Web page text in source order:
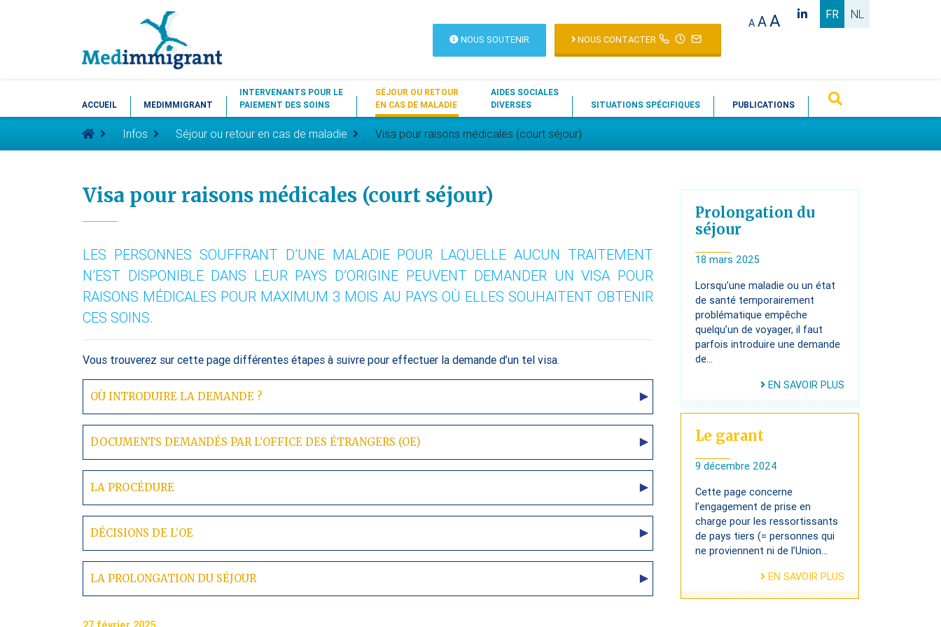
NOUS SOUTENIR NOUS CONTACTER
A AA FR NL
ACCUEIL MEDIMMIGRANT
INTERVENANTS POUR LE
PAIEMENT DES SOINS
SÉJOUR OU RETOUR
EN CAS DE MALADIE
AIDES SOCIALES
DIVERSES
SITUATIONS SPÉCIFIQUES PUBLICATIONS
Infos Séjour ou retour en cas de maladie Visa pour raisons médicales (court séjour)
Visa pour raisons médicales (court séjour)
LES PERSONNES SOUFFRANT D’UNE MALADIE POUR LAQUELLE AUCUN TRAITEMENT
N’EST DISPONIBLE DANS LEUR PAYS D’ORIGINE PEUVENT DEMANDER UN VISA POUR
RAISONS MÉDICALES POUR MAXIMUM 3 MOIS AU PAYS OÙ ELLES SOUHAITENT OBTENIR
CES SOINS.
Vous trouverez sur cette page différentes étapes à suivre pour effectuer la demande d’un tel visa.
OÙ INTRODUIRE LA DEMANDE ?
DOCUMENTS DEMANDÉS PAR L’OFFICE DES ÉTRANGERS (OE)
LA PROCÉDURE
DÉCISIONS DE L’OE
LA PROLONGATION DU SÉJOUR
Prolongation du
séjour
18 mars 2025
Lorsqu’une maladie ou un état
de santé temporairement
problématique empêche
quelqu’un de voyager, il faut
parfois introduire une demande
de...
EN SAVOIR PLUS
Le garant
9 décembre 2024
Cette page concerne
l’engagement de prise en
charge pour les ressortissants
de pays tiers (= personnes qui
ne proviennent ni de l’Union...
EN SAVOIR PLUS